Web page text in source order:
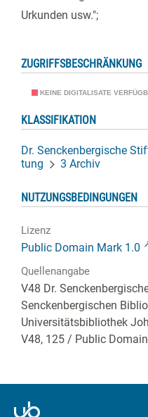
Urkunden usw.";
ZUGRIFFSBESCHRÄNKUNG
KEINE DIGITALISATE
KLASSIFIKATION
Dr. Senckenbergische
tung
3 Archiv
NUTZUNGSBEDINGUNGEN
Lizenz
Public Domain Mark 1.0
Quellenangabe
V48 Dr.
Senckenbergischen
Universitätsbibliothek
V48, 125 / Public